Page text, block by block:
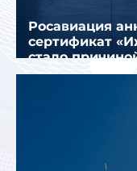
Росавиация
сертификат
стало
перевозить